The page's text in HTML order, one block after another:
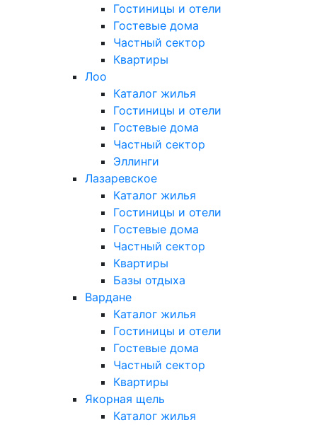
Гостиницы и отели
Гостевые дома
Частный сектор
Квартиры
Лоо
Каталог жилья
Гостиницы и отели
Гостевые дома
Частный сектор
Эллинги
Лазаревское
Каталог жилья
Гостиницы и отели
Гостевые дома
Частный сектор
Квартиры
Базы отдыха
Вардане
Каталог жилья
Гостиницы и отели
Гостевые дома
Частный сектор
Квартиры
Якорная щель
Каталог жилья